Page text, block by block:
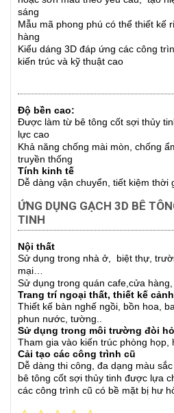
sáng
Mẫu mã phong phú có thể thiết kế
hàng
Kiểu dáng 3D đáp ứng các công
kiến trúc và kỹ thuật cao
Độ bền cao:
Được làm từ bê tông cốt sợi thủy
lực cao
Khả năng chống mài mòn, chống
truyền thống
Tính kinh tế
Dễ dàng vận chuyển, tiết kiệm thời
ỨNG DỤNG GẠCH 3D BÊ
TINH
Nội thất
Sử dụng trong nhà ở, biệt thự,
mại…
Sử dụng trong quán cafe,cửa
Trang trí ngoại thất, thiết kế
Thiết kế bàn nghế ngồi, bồn hoa,
phun nước, tường..
Sử dụng trong môi trường đòi
Tham gia vào kiến trúc phòng họp,
Cải tạo các công trình cũ
Dễ dàng thi công, đa dạng màu
bê tông cốt sợi thủy tinh được lựa
các công trình cũ có bề mặt bị hư